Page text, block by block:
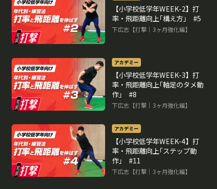
【小学校低学年WEEK-2】打
率・飛距離向上｢構え方｣ #5
下広志【打撃｜3ヶ月強化編】
アカデミー
【小学校低学年WEEK-3】打
率・飛距離向上｢軸足のタメ動
作｣ #8
下広志【打撃｜3ヶ月強化編】
アカデミー
【小学校低学年WEEK-4】打
率・飛距離向上｢ステップ動
作｣ #11
下広志【打撃｜3ヶ月強化編】